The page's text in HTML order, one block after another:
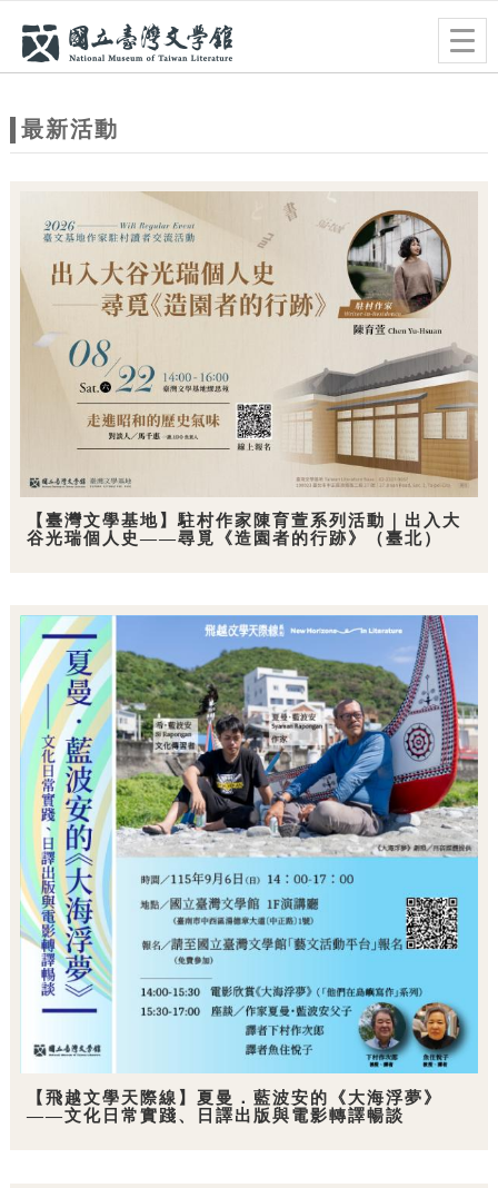
站最新活動
【臺灣文學基地】駐村作家陳育萱系列活動｜出入大
谷光瑞個人史——尋覓《造園者的行跡》（臺北）
【飛越文學天際線】夏曼．藍波安的《大海浮夢》
——文化日常實踐、日譯出版與電影轉譯暢談